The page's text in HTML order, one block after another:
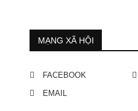
MẠNG XÃ HỘI
FACEBOOK
EMAIL